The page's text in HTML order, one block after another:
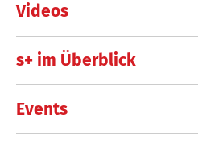
Videos
s+ im Überblick
Events